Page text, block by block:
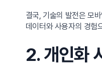
결국, 기술의 발전은 모
데이터와 사용자의 경험
2. 개인화